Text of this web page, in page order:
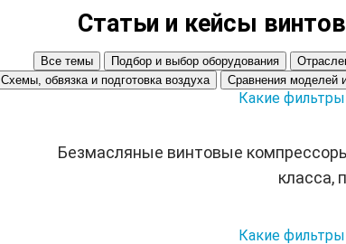
Статьи и кейсы
Все темы Подбор и выбор оборудования
Схемы, обвязка и подготовка воздуха
Сравнения моделей
Какие фильтры
Безмасляные винтовые
класса,
Какие фильтры